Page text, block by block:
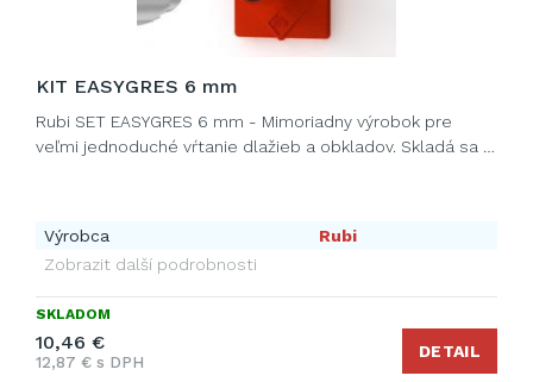
KIT EASYGRES 6 mm
Rubi SET EASYGRES 6 mm - Mimoriadny výrobok pre
veľmi jednoduché vŕtanie dlažieb a obkladov. Skladá sa …
Výrobca
Rubi
Zobrazit další podrobnosti
SKLADOM
10,46 €
12,87 € s DPH
DETAIL